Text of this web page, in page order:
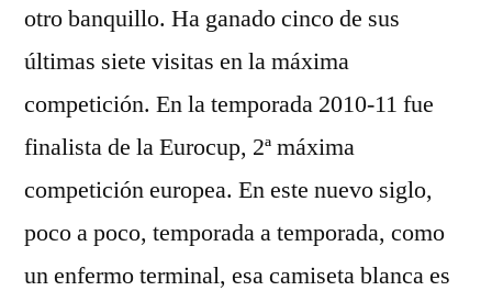
otro banquillo. Ha ganado cinco de sus
últimas siete visitas en la máxima
competición. En la temporada 2010-11 fue
finalista de la Eurocup, 2ª máxima
competición europea. En este nuevo siglo,
poco a poco, temporada a temporada, como
un enfermo terminal, esa camiseta blanca es